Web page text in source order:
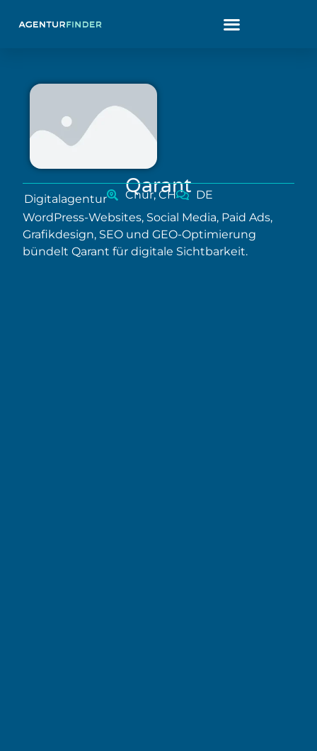
Qarant
Digitalagentur Chur, CH
DE
WordPress-Websites, Social Media, Paid Ads,
Grafikdesign, SEO und GEO-Optimierung
bündelt Qarant für digitale Sichtbarkeit.